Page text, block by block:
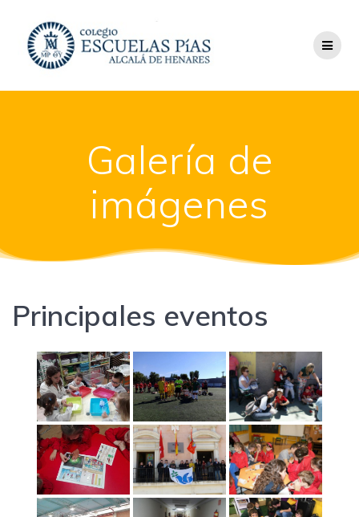
contenido
Galería de
imágenes
Principales eventos